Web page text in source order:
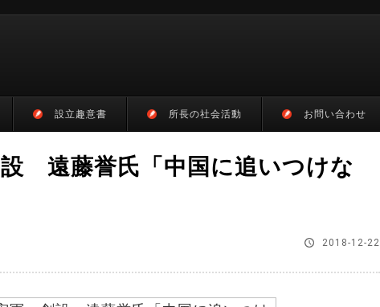
設立趣意書 所長の社会活動 お問い合わせ
遠藤誉氏「中国に追いつけな
2018-12-22